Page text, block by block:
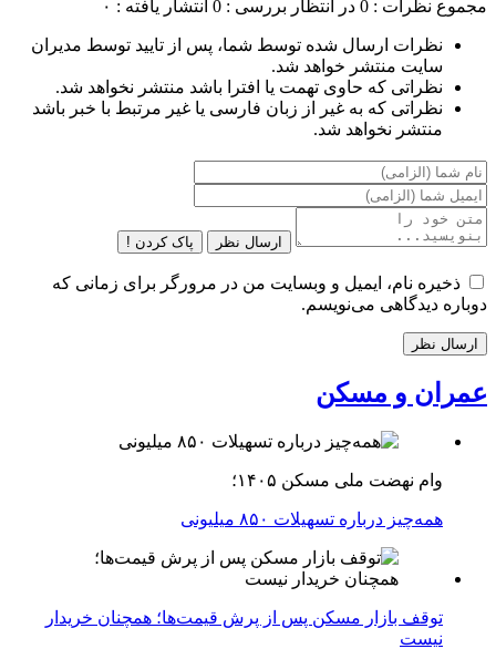
مجموع نظرات : 0 در انتظار بررسی : 0 انتشار یافته : ۰
نظرات ارسال شده توسط شما، پس از تایید توسط مدیران
سایت منتشر خواهد شد.
نظراتی که حاوی تهمت یا افترا باشد منتشر نخواهد شد.
نظراتی که به غیر از زبان فارسی یا غیر مرتبط با خبر باشد
منتشر نخواهد شد.
ارسال نظر پاک کردن !
ذخیره نام، ایمیل و وبسایت من در مرورگر برای زمانی که
دوباره دیدگاهی می‌نویسم.
عمران و مسکن
وام نهضت ملی مسکن ۱۴۰۵؛
همه‌چیز درباره تسهیلات ۸۵۰ میلیونی
توقف بازار مسکن پس از پرش قیمت‌ها؛ همچنان خریدار
نیست